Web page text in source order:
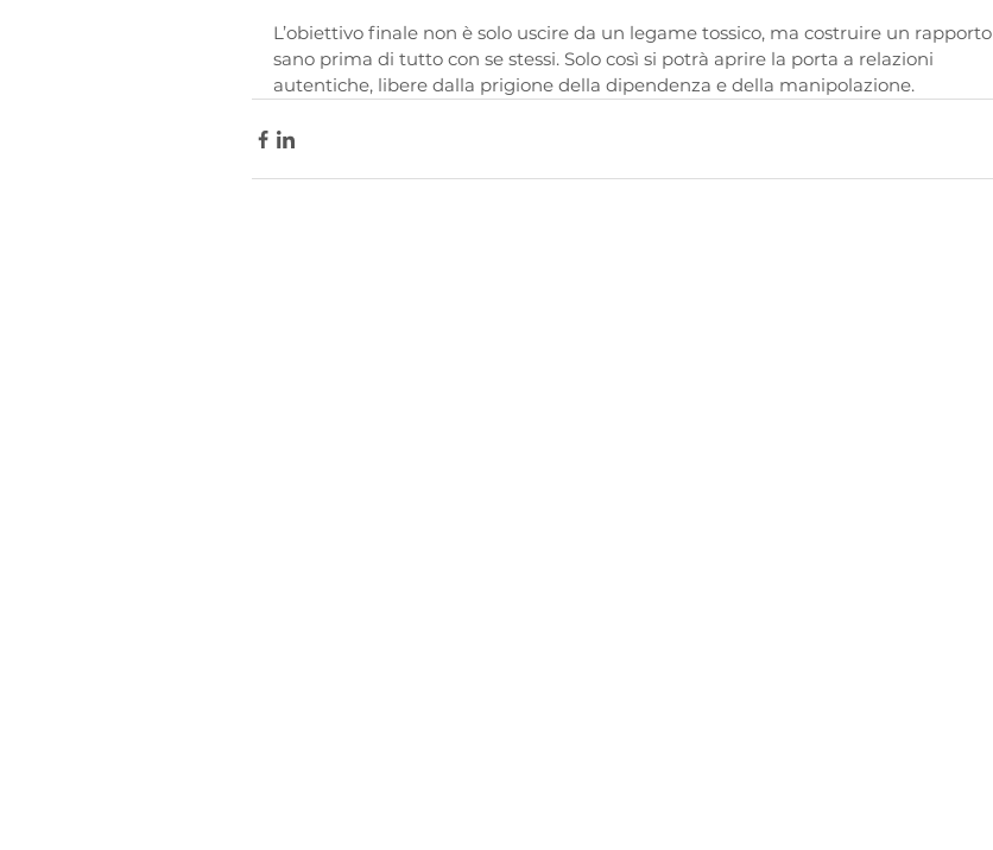
L’obiettivo finale non è solo uscire da un legame tossico, ma costruire un rapporto
sano prima di tutto con se stessi. Solo così si potrà aprire la porta a relazioni
autentiche, libere dalla prigione della dipendenza e della manipolazione.